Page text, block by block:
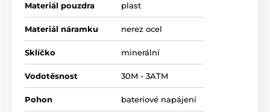
Materiál pouzdra plast
Materiál náramku nerez ocel
Sklíčko minerální
Vodotěsnost 30M - 3ATM
Pohon bateriové napájení